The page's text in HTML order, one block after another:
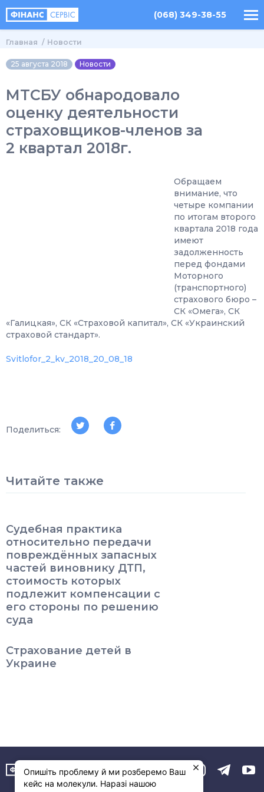
(068) 349-38-55
Главная Новости
25 августа 2018 Новости
МТСБУ обнародовало
оценку деятельности
страховщиков-членов за
2 квартал 2018г.
Обращаем
внимание, что
четыре компании
по итогам второго
квартала 2018 года
имеют
задолженность
перед фондами
Моторного
(транспортного)
страхового бюро –
СК «Омега», СК
«Галицкая», СК «Страховой капитал», СК «Украинский
страховой стандарт».
Svitlofor_2_kv_2018_20_08_18
Поделиться:
Читайте также
Судебная практика
относительно передачи
повреждённых запасных
частей виновнику ДТП,
стоимость которых
подлежит компенсации с
его стороны по решению
суда
Страхование детей в
Украине
Опишіть проблему й ми розберемо Ваш
кейс на молекули. Наразі нашою